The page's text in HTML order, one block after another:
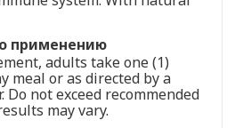
применению
adults take one (1)
meal or as directed by a
Do not exceed recommended
may vary.